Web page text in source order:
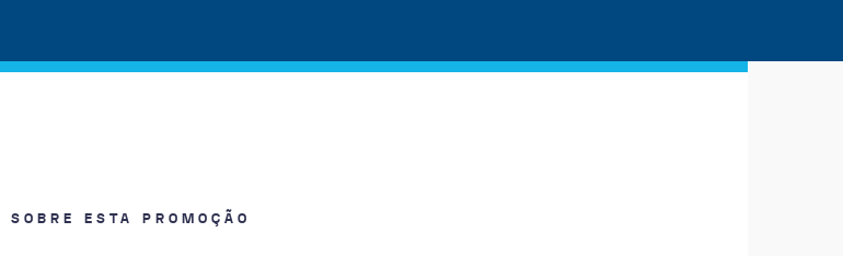
ESTA PROMOÇÃO